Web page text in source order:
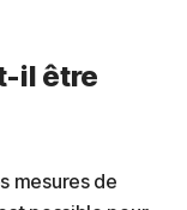
il être
mesures de